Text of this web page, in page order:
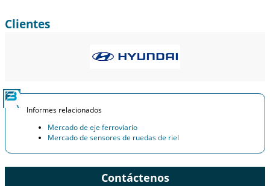
Clientes
Informes relacionados
Mercado de eje ferroviario
Mercado de sensores de ruedas de riel
Contáctenos